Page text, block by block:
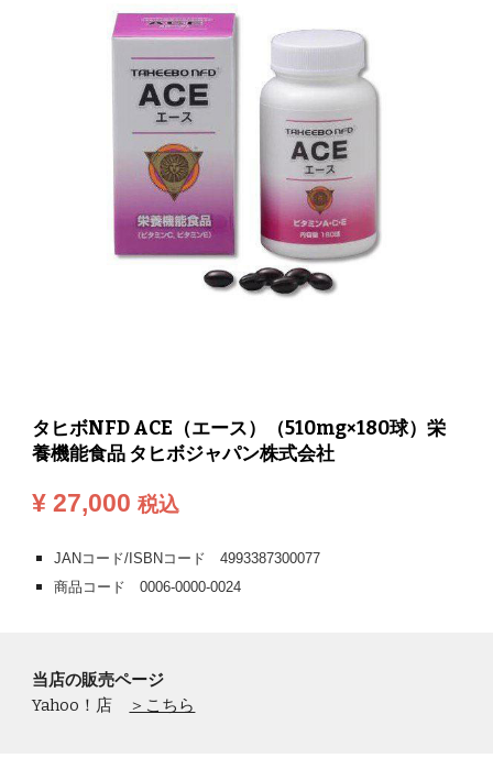
タヒボNFD ACE（エース）（510mg×180球）栄
養機能食品 タヒボジャパン株式会社
¥ 27,000税込
JANコード/ISBNコード4993387300077
商品コード 0006-0000-0024
当店の販売ページ
Yahoo！店
＞こちら